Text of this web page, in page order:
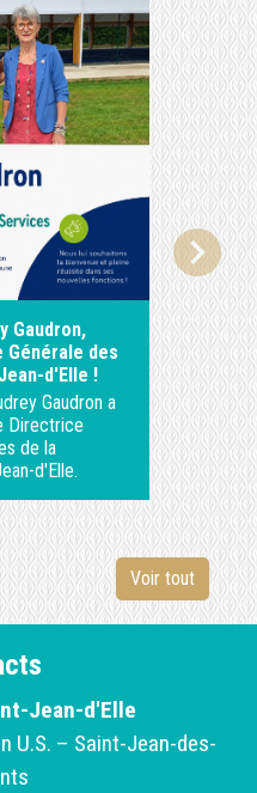
Gaudron,
des
d'Elle !
Gaudron a
Directrice
de la
d'Elle.
chevron_right
Voir tout
Jean-d'Elle
U.S. – Saint-Jean-des-